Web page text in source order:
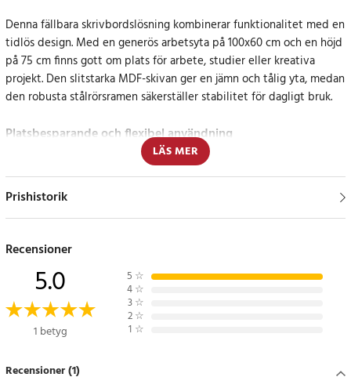
Denna fällbara skrivbordslösning kombinerar funktionalitet med en
tidlös design. Med en generös arbetsyta på 100x60 cm och en höjd
på 75 cm finns gott om plats för arbete, studier eller kreativa
projekt. Den slitstarka MDF-skivan ger en jämn och tålig yta, medan
den robusta stålrörsramen säkerställer stabilitet för dagligt bruk.
Platsbesparande och flexibel användning
Skrivbordet kan enkelt fällas ihop och staplas för att frigöra
utrymme när det inte används. Perfekt för hemmakontor,
studierum eller miljöer där flexibilitet och enkel förvaring är
viktigt.
- Storlek: 100x60x75 cm
- Material: Ljusgrå MDF-skiva + stålram
- Bordben: 25 mm stålrör
- Funktion: Fällbart och stapelbart
LÄS MER
Prishistorik
Recensioner
5.0
1 betyg
5 ☆
4 ☆
3 ☆
2 ☆
1 ☆
Recensioner (1)